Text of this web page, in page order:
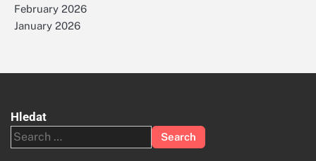
February 2026
January 2026
Hledat
Search
for: